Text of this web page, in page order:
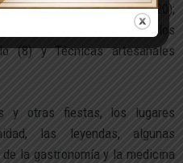
y expresiones orales (20);
de manifestaciones los
(8) y Técnicas artesanales
y otras fiestas, los lugares
las leyendas, algunas
la gastronomía y la medicina